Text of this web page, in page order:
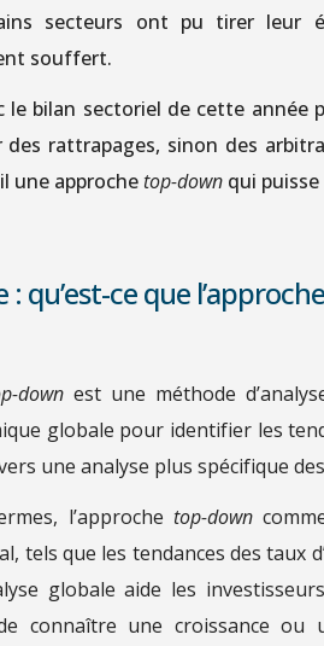
secteurs ont pu tirer leur
souffert.
le bilan sectoriel de cette année
des rattrapages, sinon des
une approche top-down qui
qu’est-ce que l’approche
downest une méthode
globale pour identifier les
une analyse plus spécifique
l’approche top-down
tels que les tendances des taux
globale aide les
connaître une croissance